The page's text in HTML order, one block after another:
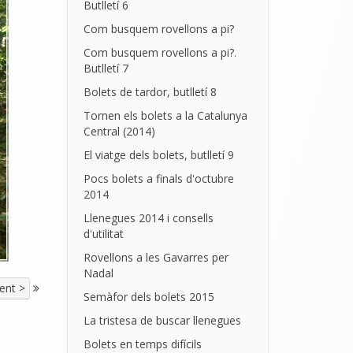
>
Butlletí 6
Com busquem rovellons a pi?
Com busquem rovellons a pi?.
Butlletí 7
Bolets de tardor, butlletí 8
Tornen els bolets a la Catalunya
Central (2014)
El viatge dels bolets, butlletí 9
Pocs bolets a finals d'octubre
2014
Llenegues 2014 i consells
d'utilitat
Rovellons a les Gavarres per
Nadal
Semàfor dels bolets 2015
La tristesa de buscar llenegues
Bolets en temps difícils